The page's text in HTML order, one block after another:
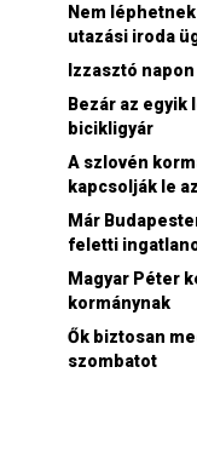
Nem
utazási iroda
Izzasztó
Bezár az
bicikligyár
A szlovén
kapcsolják le
Már
feletti
Magyar Péter
kormánynak
Ők biztosan
szombatot